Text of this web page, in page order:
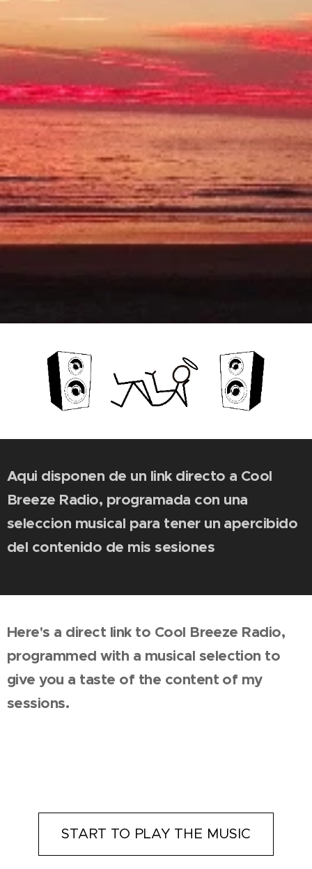
Aqui disponen de un link directo a Cool
Breeze Radio, programada con una
seleccion musical para tener un apercibido
del contenido de mis sesiones
Here's a direct link to Cool Breeze Radio,
programmed with a musical selection to
give you a taste of the content of my
sessions.
START TO PLAY THE MUSIC